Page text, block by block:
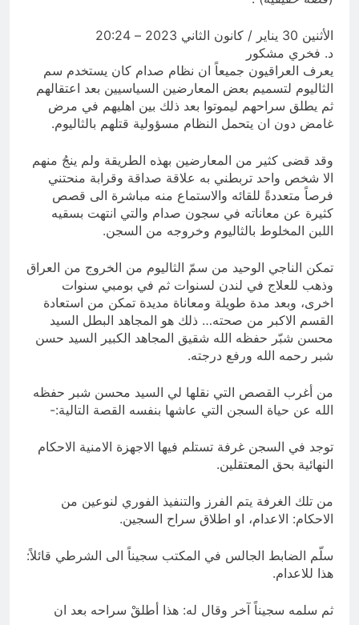
الأثنين 30 يناير / كانون الثاني 2023 – 20:24
د. فخري مشكور
يعرف العراقيون جميعاً ان نظام صدام كان يستخدم سم
الثاليوم لتسميم بعض المعارضين السياسيين بعد اعتقالهم
ثم يطلق سراحهم ليموتوا بعد ذلك بين اهليهم في مرض
غامض دون ان يتحمل النظام مسؤولية قتلهم بالثاليوم.
وقد قضى كثير من المعارضين بهذه الطريقة ولم ينجُ منهم
الا شخص واحد تربطني به علاقة صداقة وقرابة منحتني
فرصاً متعددةً للقائه والاستماع منه مباشرة الى قصص
كثيرة عن معاناته في سجون صدام والتي انتهت بسقيه
اللبن المخلوط بالثاليوم وخروجه من السجن.
تمكن الناجي الوحيد من سمّ الثاليوم من الخروج من العراق
وذهب للعلاج في لندن لسنوات ثم في بومبي سنوات
اخرى، وبعد مدة طويلة ومعاناة مديدة تمكن من استعادة
القسم الاكبر من صحته… ذلك هو المجاهد البطل السيد
محسن شبّر حفظه الله شقيق المجاهد الكبير السيد حسن
شبر رحمه الله ورفع درجته.
من أغرب القصص التي نقلها لي السيد محسن شبر حفظه
الله عن حياة السجن التي عاشها بنفسه القصة التالية:-
توجد في السجن غرفة تستلم فيها الاجهزة الامنية الاحكام
النهائية بحق المعتقلين.
من تلك الغرفة يتم الفرز والتنفيذ الفوري لنوعين من
الاحكام: الاعدام، او اطلاق سراح السجين.
سلّم الضابط الجالس في المكتب سجيناً الى الشرطي قائلاً:
هذا للاعدام.
ثم سلمه سجيناً آخر وقال له: هذا أطلقْ سراحه بعد ان